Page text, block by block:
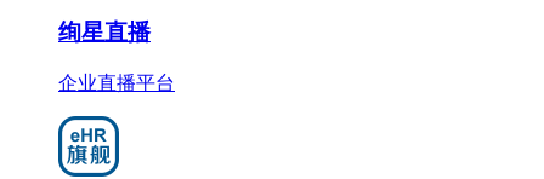
绚星直播
企业直播平台